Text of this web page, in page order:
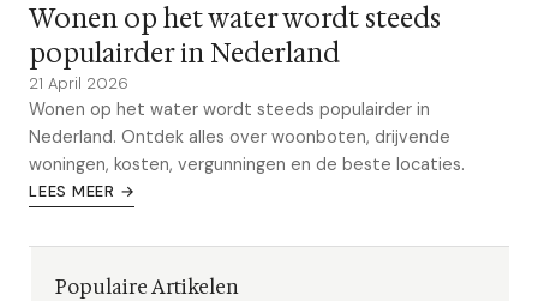
Wonen op het water wordt steeds
populairder in Nederland
21 April 2026
Wonen op het water wordt steeds populairder in
Nederland. Ontdek alles over woonboten, drijvende
woningen, kosten, vergunningen en de beste locaties.
LEES MEER →
Populaire Artikelen